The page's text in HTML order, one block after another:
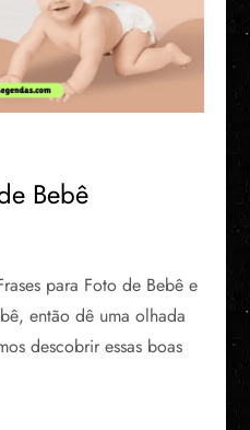
Bebê
para Foto de Bebê e
então dê uma olhada
descobrir essas boas